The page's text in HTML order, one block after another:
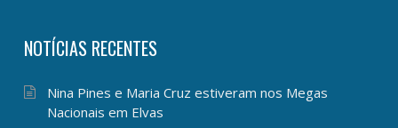
NOTÍCIAS RECENTES
Nina Pines e Maria Cruz estiveram nos Megas
Nacionais em Elvas